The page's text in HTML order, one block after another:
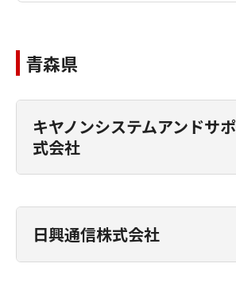
青森県
キヤノンシステムアンドサ
式会社
日興通信株式会社